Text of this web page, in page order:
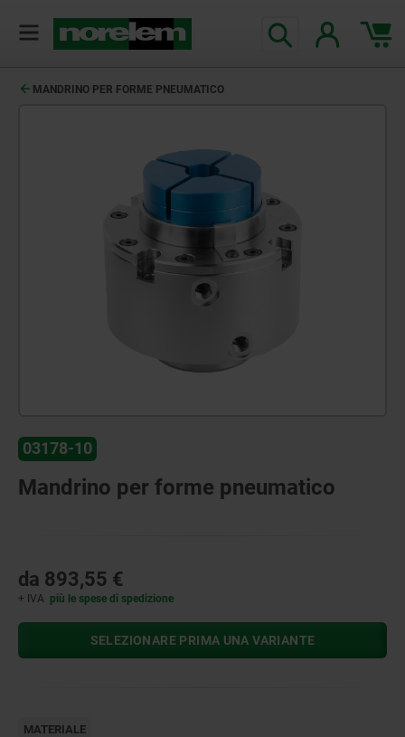
MANDRINO PER FORME PNEUMATICO
03178-10
Mandrino per forme pneumatico
da 893,55 €
+ IVA più le spese di spedizione
SELEZIONARE PRIMA UNA VARIANTE
MATERIALE